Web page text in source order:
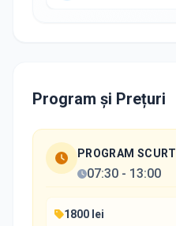
Program și Prețuri
PROGRAM SCURT
07:30 - 13:00
1800 lei